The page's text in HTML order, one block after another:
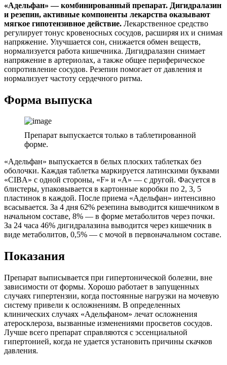
«Адельфан» — комбинированный препарат. Дигидралазин
и резепин, активные компоненты лекарства оказывают
мягкое гипотензивное действие. Лекарственное средство
регулирует тонус кровеносных сосудов, расширяя их и снимая
напряжение. Улучшается сон, снижается обмен веществ,
нормализуется работа кишечника. Дигидралазин снимает
напряжение в артериолах, а также общее периферическое
сопротивление сосудов. Резепин помогает от давления и
нормализует частоту сердечного ритма.
Форма выпуска
Препарат выпускается только в таблетированной
форме.
«Адельфан» выпускается в белых плоских таблетках без
оболочки. Каждая таблетка маркируется латинскими буквами
«CIBA» с одной стороны, «F» и «А» — с другой. Фасуется в
блистеры, упаковывается в картонные коробки по 2, 3, 5
пластинок в каждой. После приема «Адельфан» интенсивно
всасывается. За 4 дня 62% резепина выводится кишечником в
начальном составе, 8% ― в форме метаболитов через почки.
За 24 часа 46% дигидралазина выводится через кишечник в
виде метаболитов, 0,5% ― с мочой в первоначальном составе.
Показания
Препарат выписывается при гипертонической болезни, вне
зависимости от формы. Хорошо работает в запущенных
случаях гипертензии, когда постоянные нагрузки на мочевую
систему привели к осложнениям. В определенных
клинических случаях «Адельфаном» лечат осложнения
атеросклероза, вызванные изменениями просветов сосудов.
Лучше всего препарат справляются с эссенциальной
гипертонией, когда не удается установить причины скачков
давления.